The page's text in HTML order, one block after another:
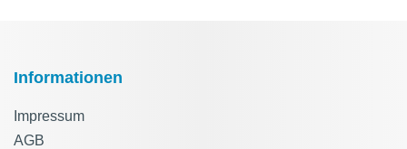
Informationen
Impressum
AGB